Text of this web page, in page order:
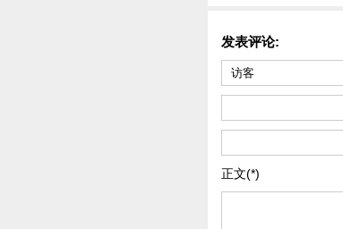
发表评论:
正文(*)